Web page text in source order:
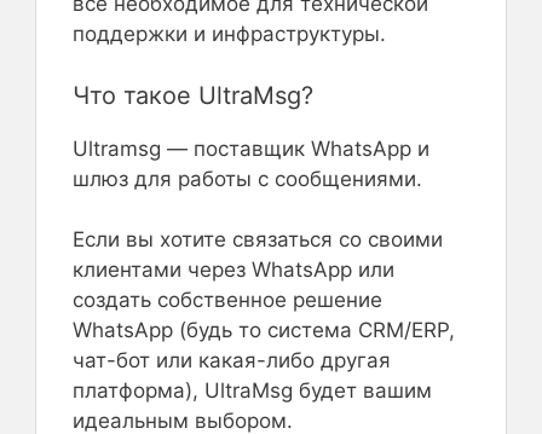
поддержки и инфраструктуры.
Что такое UltraMsg?
Ultramsg — поставщик WhatsApp и
шлюз для работы с сообщениями.
Если вы хотите связаться со своими
клиентами через WhatsApp или
создать собственное решение
WhatsApp (будь то система CRM/ERP,
чат-бот или какая-либо другая
платформа), UltraMsg будет вашим
идеальным выбором.